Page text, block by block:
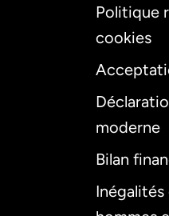
Politique
cookies
moderne
Bilan
Inégalités